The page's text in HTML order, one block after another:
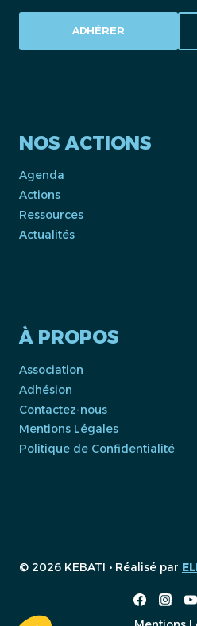
ADHÉRER
NOS ACTIONS
Agenda
Actions
Ressources
Actualités
À PROPOS
Association
Adhésion
Contactez-nous
Mentions Légales
Politique de Confidentialité
© 2026 KEBATI • Réalisé par